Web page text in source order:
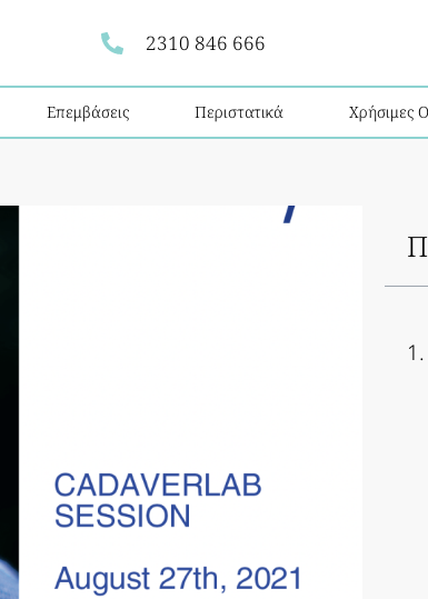
2310 846 666
Επεμβάσεις Περιστατικά Χρήσιμες